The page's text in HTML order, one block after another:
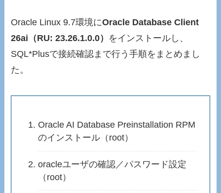
Oracle Linux 9.7環境にOracle Database Client
26ai（RU: 23.26.1.0.0） をインストールし、
SQL*Plusで接続確認まで行う手順をまとめまし
た。
Oracle AI Database Preinstallation RPM
のインストール（root）
oracleユーザの確認／パスワード設定
（root）